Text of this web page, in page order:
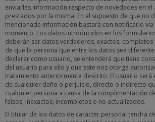
enviarles información respecto de novedades en
prestados por la misma. En el supuesto de que no
mencionada información bastará con notificarlo
momento. Los datos introducidos en los
deberán ser datos verdaderos, exactos, completos
de que la persona que entre los datos sea
declarar como usuario, se entenderá que tiene
del usuario para ello y que este nos otorga
tratamiento anteriormente descrito. El usuario será
de cualquier daño o perjuicio, directo o indirecto
cualquier persona a causa de la cumplimentación
falsos, inexactos, incompletos o no actualizados.
El titular de los datos de carácter personal tendrá